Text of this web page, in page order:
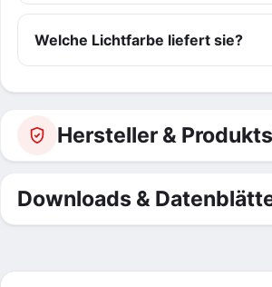
Welche Lichtfarbe liefert sie?
Hersteller &
Downloads &